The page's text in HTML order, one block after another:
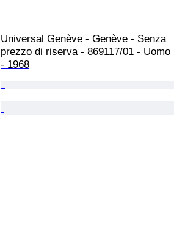
Universal Genève - Genève - Senza
prezzo di riserva - 869117/01 - Uomo
- 1968